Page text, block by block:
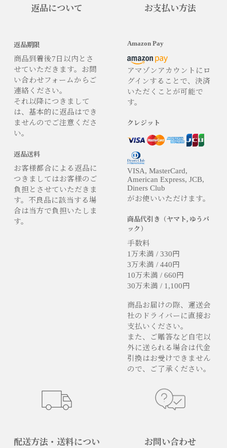
返品について
返品期限
商品到着後7日以内とさ
せていただきます。お問
い合わせフォームからご
連絡ください。
それ以降につきまして
は、基本的に返品はでき
ませんのでご注意くださ
い。
返品送料
お客様都合による返品に
つきましてはお客様のご
負担とさせていただきま
す。不良品に該当する場
合は当方で負担いたしま
す。
お支払い方法
Amazon Pay
アマゾンアカウントにロ
グインすることで、決済
いただくことが可能で
す。
クレジット
VISA, MasterCard,
American Express, JCB,
Diners Club
がお使いいただけます。
商品代引き（ヤマト, ゆうパ
ック）
手数料
1万未満 / 330円
3万未満 / 440円
10万未満 / 660円
30万未満 / 1,100円
商品お届けの際、運送会
社のドライバーに直接お
支払いください。
また、ご贈答など自宅以
外に送られる場合は代金
引換はお受けできません
ので、ご了承ください。
配送方法・送料につい
お問い合わせ